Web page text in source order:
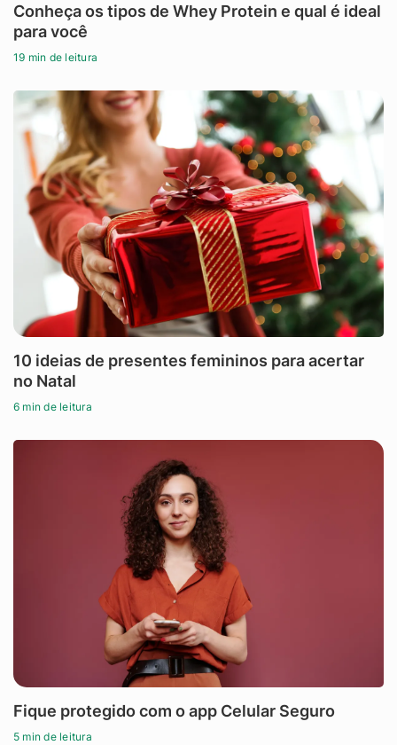
Conheça os tipos de Whey Protein e qual é ideal
para você
19 min de leitura
10 ideias de presentes femininos para acertar
no Natal
6 min de leitura
Fique protegido com o app Celular Seguro
5 min de leitura